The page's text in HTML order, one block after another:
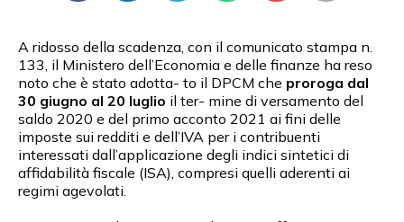
A ridosso della scadenza, con il comunicato stampa n.
133, il Ministero dell’Economia e delle finanze ha reso
noto che è stato adotta- to il DPCM che proroga dal
30 giugno al 20 luglio il ter- mine di versamento del
saldo 2020 e del primo acconto 2021 ai fini delle
imposte sui redditi e dell’IVA per i contribuenti
interessati dall’applicazione degli indici sintetici di
affidabilità fiscale (ISA), compresi quelli aderenti ai
regimi agevolati.